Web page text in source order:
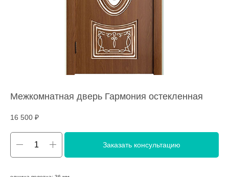
Межкомнатная дверь Гармония остекленная
16 500 ₽
Заказать консультацию